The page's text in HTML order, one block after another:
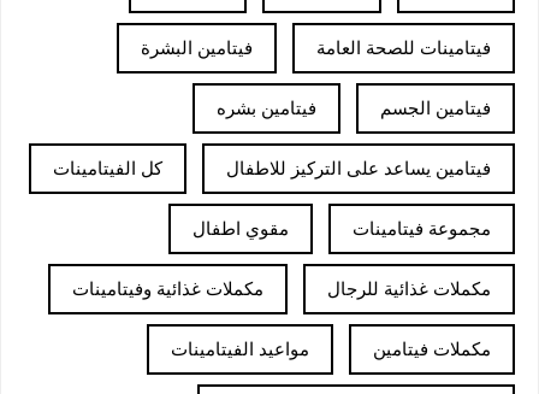
فيتامينات للصحة العامة فيتامين البشرة
فيتامين الجسم فيتامين بشره
فيتامين يساعد على التركيز للاطفال كل الفيتامينات
مجموعة فيتامينات مقوي اطفال
مكملات غذائية للرجال مكملات غذائية وفيتامينات
مكملات فيتامين مواعيد الفيتامينات